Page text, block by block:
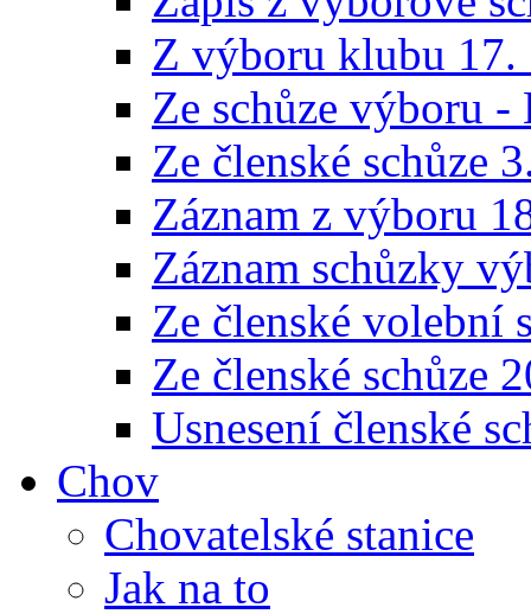
Z výboru klubu 17.
Ze schůze výboru
Ze členské schůze
Záznam z výboru
Záznam schůzky
Ze členské volební
Ze členské schůze
Usnesení členské
Chov
Chovatelské stanice
Jak na to